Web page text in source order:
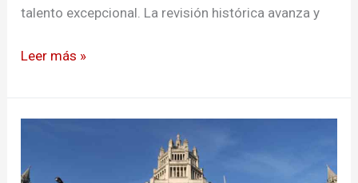
talento excepcional. La revisión histórica avanza y
Leer más »
video